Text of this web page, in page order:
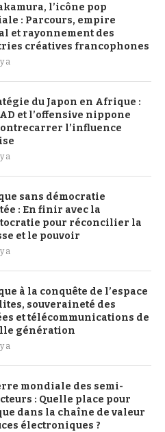
l’icône pop
: Parcours, empire
et rayonnement des
créatives francophones
a
du Japon en Afrique :
et l’offensive nippone
l’influence
a
sans démocratie
: En finir avec la
pour réconcilier la
et le pouvoir
a
à la conquête de l’espace
souveraineté des
et télécommunications de
génération
a
mondiale des semi-
: Quelle place pour
dans la chaîne de valeur
électroniques ?